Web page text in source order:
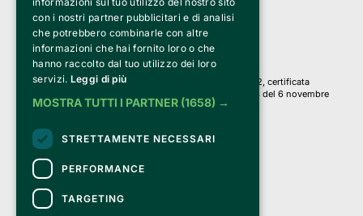
PI 05589050961
Iscr. C.C.I.A.A. Milano R.E.A. 1833471
© 2010-2025 Bemils Srl - Tutti i diritti riservati
Credits:
Clappit è basato sulla piattaforma di biglietteria Belive 6.2, certificata
dall’Agenzia delle Entrate con protocollo n. 2025/445474 del 6 novembre
2025.
Su Clappit i tuoi acquisti ed i tuoi dati
sono sicuri e protetti da un certificato SSL
con crittografia a 128 bit.
con i nostri partner pubblicitari e di analisi
che potrebbero combinarle con altre
informazioni che hai fornito loro o che
hanno raccolto dal tuo utilizzo dei loro
servizi. Leggi di più
MOSTRA TUTTI I PARTNER (1658) →
STRETTAMENTE NECESSARI
PERFORMANCE
TARGETING